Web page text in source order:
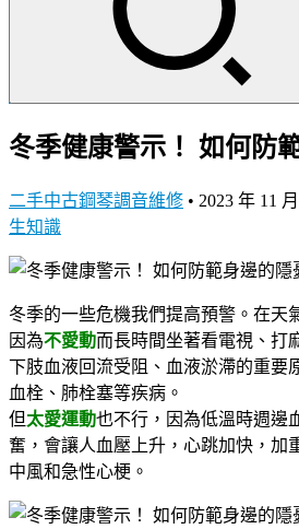
冬季健康警示！ 如何防
二手中古鋼琴調音維修 • 2023 年 11
生知識
冬季的一些危機我們提高預警。在天
因為不愛動而長時間坐著看電視、打
下肢血液回流受阻、血液淤滯的重要
血栓、肺栓塞等疾病。
但太愛運動也不行，因為低溫時週邊
奮，會讓人血壓上升，心跳加快，加
中風和急性心梗。